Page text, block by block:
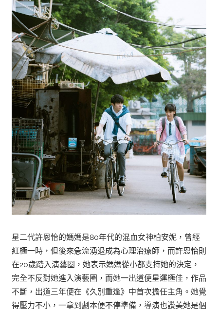
星二代許恩怡的媽媽是80年代的混血女神柏安妮，曾經
紅極一時，但後來急流湧退成為心理治療師，而許恩怡則
在20歲踏入演藝圈，她表示媽媽從小都支持她的決定，
完全不反對她進入演藝圈，而她一出道便星運極佳，作品
不斷，出道三年便在《久別重逢》中首次擔任主角。她覺
得壓力不小，一拿到劇本便不停準備，導演也讚美她是個